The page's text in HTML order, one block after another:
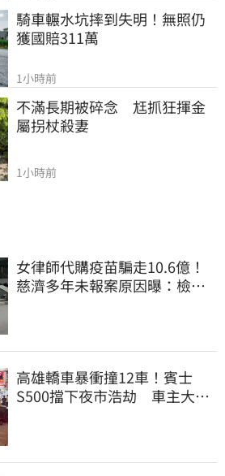
騎車輾水坑摔到失明！無照仍
獲國賠311萬
1小時前
不滿長期被碎念　尪抓狂揮金
屬拐杖殺妻
1小時前
女律師代購疫苗騙走10.6億！
慈濟多年未報案原因曝：檢警
高雄轎車暴衝撞12車！賓士
S500擋下夜市浩劫 車主大